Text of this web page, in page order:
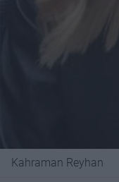
Kahraman Reyhan